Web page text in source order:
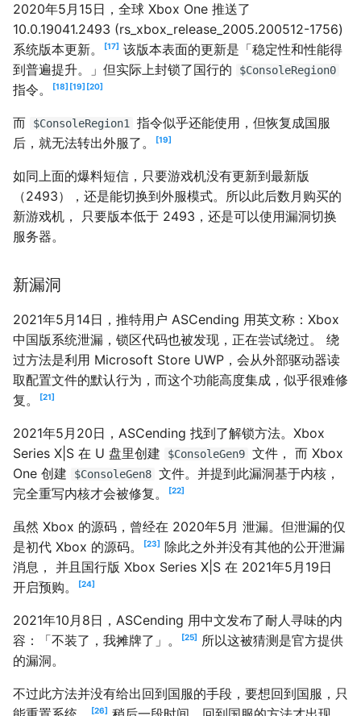
2020年5月15日，全球 Xbox One 推送了
10.0.19041.2493 (rs_xbox_release_2005.200512-1756)
系统版本更新。
17
该版本表面的更新是「稳定性和性能得
到普遍提升。」但实际上封锁了国行的
$ConsoleRegion0
指令。 18 19 20
而 $ConsoleRegion1 指令似乎还能使用，但恢复成国服
后，就无法转出外服了。
19
如同上面的爆料短信，只要游戏机没有更新到最新版
（2493），还是能切换到外服模式。所以此后数月购买的
新游戏机， 只要版本低于 2493，还是可以使用漏洞切换
服务器。
新漏洞
2021年5月14日，推特用户 ASCending 用英文称：Xbox
中国版系统泄漏，锁区代码也被发现，正在尝试绕过。 绕
过方法是利用 Microsoft Store UWP，会从外部驱动器读
取配置文件的默认行为，而这个功能高度集成，似乎很难修
复。
21
2021年5月20日，ASCending 找到了解锁方法。Xbox
Series X|S 在 U 盘里创建
$ConsoleGen9 文件， 而 Xbox
One 创建
$ConsoleGen8 文件。并提到此漏洞基于内核，
完全重写内核才会被修复。
22
虽然 Xbox 的源码，曾经在 2020年5月 泄漏。但泄漏的仅
是初代 Xbox 的源码。
23
除此之外并没有其他的公开泄漏
消息， 并且国行版 Xbox Series X|S 在 2021年5月19日
开启预购。
24
2021年10月8日，ASCending 用中文发布了耐人寻味的内
容：「不装了，我摊牌了」。
25
所以这被猜测是官方提供
的漏洞。
不过此方法并没有给出回到国服的手段，要想回到国服，只
26